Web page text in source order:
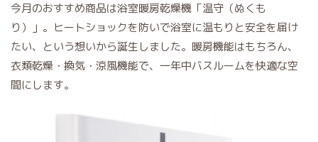
今月のおすすめ商品は浴室暖房乾燥機「温守（ぬくも
り）」。ヒートショックを防いで浴室に温もりと安全を届け
たい、という想いから誕生しました。暖房機能はもちろん、
衣類乾燥・換気・涼風機能で、一年中バスルームを快適な空
間にします。